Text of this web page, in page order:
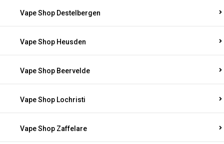
Vape Shop Destelbergen
Vape Shop Heusden
Vape Shop Beervelde
Vape Shop Lochristi
Vape Shop Zaffelare